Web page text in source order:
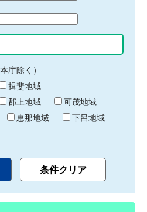
庁除く）
揖斐地域
郡上地域
可茂地域
恵那地域
下呂地域